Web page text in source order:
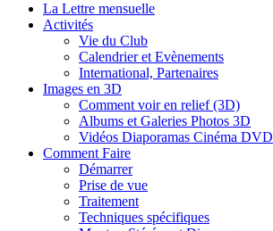
La Lettre mensuelle
Activités
Vie du Club
Calendrier et Evènements
International, Partenaires
Images en 3D
Comment voir en relief (3D)
Albums et Galeries Photos 3D
Vidéos Diaporamas Cinéma DVD
Comment Faire
Démarrer
Prise de vue
Traitement
Techniques spécifiques